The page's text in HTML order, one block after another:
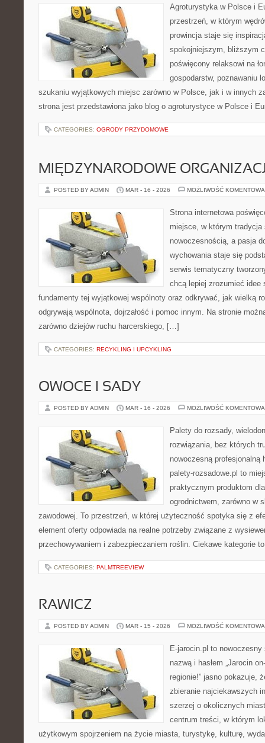
Agroturystyka w Polsce i
przestrzeń, w którym
prowincja staje się
spokojniejszym, bliższym
poświęcony relaksowi na
gospodarstw, poznawaniu
szukaniu wyjątkowych miejsc zarówno w Polsce, jak i w innych
strona jest przedstawiona jako blog o agroturystyce w Polsce i
CATEGORIES: OGRODY PRZYDOMOWE
MIĘDZYNARODOWE
POSTED BY ADMIN MAR - 16 - 2026 MOŻLIWOŚĆ
Strona internetowa
miejsce, w którym
nowoczesnością, a pasja
wychowania staje się
serwis tematyczny
chcą lepiej zrozumieć idee
fundamenty tej wyjątkowej wspólnoty oraz odkrywać, jak wielką
odgrywają wspólnota, dojrzałość i pomoc innym. Na stronie
zarówno dziejów ruchu harcerskiego, […]
CATEGORIES: RECYKLING I UPCYKLING
OWOCE I SADY
POSTED BY ADMIN MAR - 16 - 2026 MOŻLIWOŚĆ
Palety do rozsady,
rozwiązania, bez których
nowoczesną profesjonalną
palety-rozsadowe.pl to
praktycznym produktom
ogrodnictwem, zarówno w
zawodowej. To przestrzeń, w której użyteczność spotyka się z
element oferty odpowiada na realne potrzeby związane z
przechowywaniem i zabezpieczaniem roślin. Ciekawe kategorie
CATEGORIES: PALMTREEVIEW
RAWICZ
POSTED BY ADMIN MAR - 15 - 2026 MOŻLIWOŚĆ
E-jarocin.pl to
nazwą i hasłem „Jarocin
regionie!” jasno pokazuje,
zbieranie najciekawszych
szerzej o okolicznych
centrum treści, w którym
użytkowym spojrzeniem na życie miasta, turystykę, kulturę,